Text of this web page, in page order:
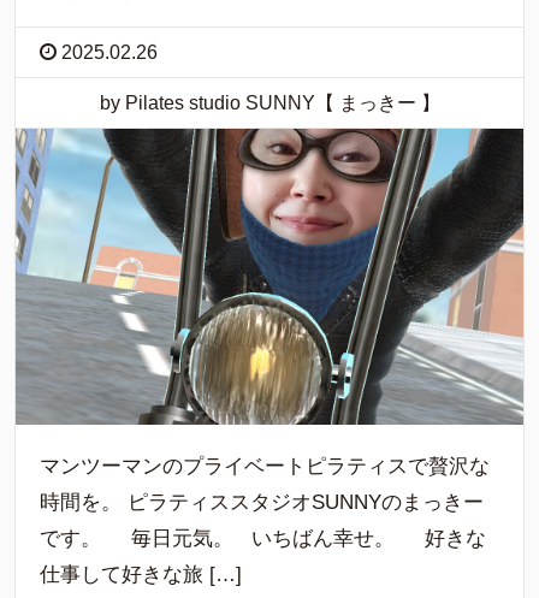
2025.02.26
by Pilates studio SUNNY【 まっきー 】
マンツーマンのプライベートピラティスで贅沢な
時間を。 ピラティススタジオSUNNYのまっきー
です。 毎日元気。 いちばん幸せ。 好きな
仕事して好きな旅 […]